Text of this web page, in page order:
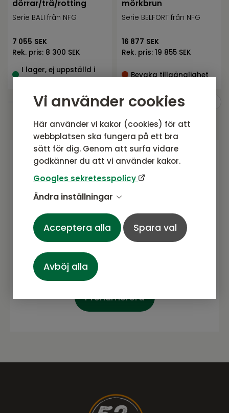
Vi använder cookies
Här använder vi kakor (cookies) för att
webbplatsen ska fungera på ett bra
sätt för dig. Genom att surfa vidare
godkänner du att vi använder kakor.
Googles sekretesspolicy
Ändra inställningar
Acceptera alla Spara val
Avböj alla
dörrar/trä/rotting
Serie BALI från NFG
7 055 SEK
Rek. pris: 8 300 SEK
I lager, ej uppställd i
butik
mörkbrun
Serie BELFORT från NFG
16 877 SEK
Rek. pris: 19 855 SEK
Bevaka tillgänglighet
Prenumerera gärna på vårt nyhetsbrev.
Här kommer vi dela senaste nytt om
produkter, erbjudanden och annat
spännande.
Prenumerera